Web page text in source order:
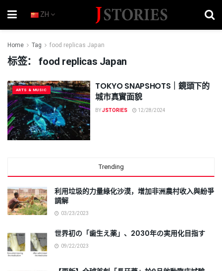
ZH
Home Tag food replicas Japan
标签：food replicas Japan
ARTS & MUSIC
TOKYO SNAPSHOTS｜鏡頭下的
城市真實面貌
BYJSTORIES 12/28/2024
Trending
利用垃圾的力量綠化沙漠，增加非洲農村收入與紛爭
調解
03/23/2023
世界初の「歯生え薬」、2030年の実用化目指す
09/22/2023